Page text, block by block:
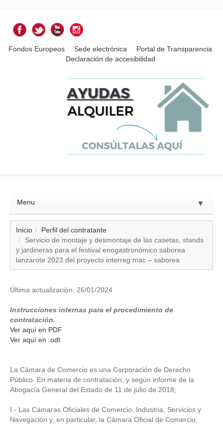
Fondos Europeos Sede electrónica
Portal de Transparencia
Declaración de accesibilidad
Menu ▼
Inicio
Perfil del contratante
Servicio de montaje y desmontaje de las casetas, stands
y jardineras para el festival enogastronómico saborea
lanzarote 2023 del proyecto interreg mac – saborea
Última actualización: 26/01/2024
Instrucciones internas para el procedimiento de
contratación.
Ver aquí en PDF
Ver aquí en .odt
La Cámara de Comercio es una Corporación de Derecho
Público. En materia de contratación, y según informe de la
Abogacía General del Estado de 11 de julio de 2018;
I.- Las Cámaras Oficiales de Comercio, Industria, Servicios y
Navegación y, en particular, la Cámara Oficial de Comercio,